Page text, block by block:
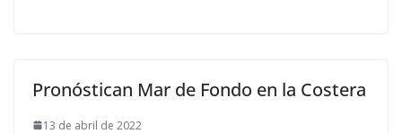
Pronóstican Mar de Fondo en la Costera
13 de abril de 2022